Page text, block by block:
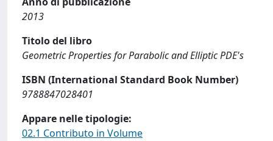
2013
Titolo del libro
Geometric Properties for Parabolic and Elliptic PDE's
ISBN (International Standard Book Number)
9788847028401
Appare nelle tipologie:
02.1 Contributo in Volume